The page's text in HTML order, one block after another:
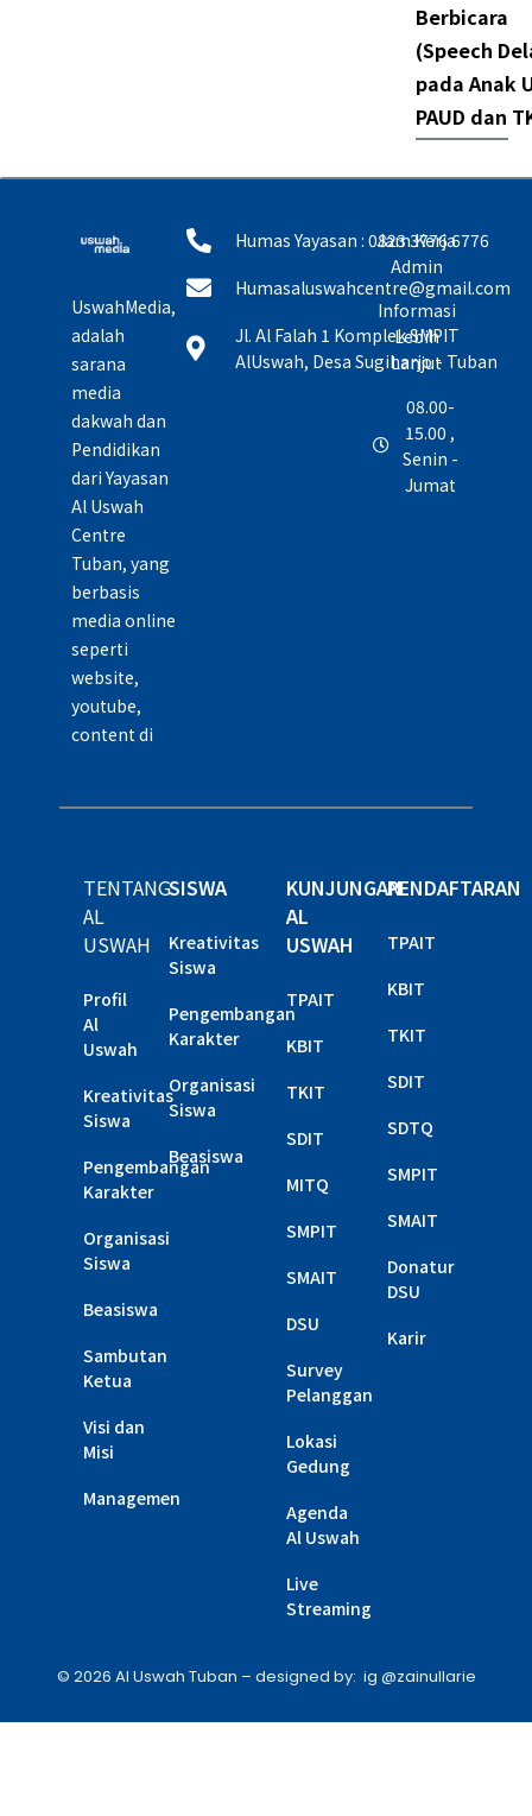
Berbicara
(Speech
pada Anak
PAUD dan
UswahMedia,
adalah
sarana
media
dakwah dan
Pendidikan
dari Yayasan
Al Uswah
Centre
Tuban, yang
berbasis
media online
seperti
website,
youtube,
content di
Humas Yayasan : 0823 3776 6776
Humasaluswahcentre@gmail.com
Jl. Al Falah 1 Komplek SMPIT
AlUswah, Desa Sugiharjo - Tuban
Jam Kerja
Admin
Informasi
Lebih
Lanjut
08.00-
15.00 ,
Senin -
Jumat
TENTANG
AL
USWAH
Profil
Al
Uswah
Kreativitas
Siswa
Pengembangan
Karakter
Organisasi
Siswa
Beasiswa
Sambutan
Ketua
Visi dan
Misi
Managemen
SISWA
Kreativitas
Siswa
Pengembangan
Karakter
Organisasi
Siswa
Beasiswa
KUNJUNGAN
AL
USWAH
TPAIT
KBIT
TKIT
SDIT
MITQ
SMPIT
SMAIT
DSU
Survey
Pelanggan
Lokasi
Gedung
Agenda
Al Uswah
Live
Streaming
PENDAFTARAN
TPAIT
KBIT
TKIT
SDIT
SDTQ
SMPIT
SMAIT
Donatur
DSU
Karir
© 2026 Al Uswah Tuban – designed by: ig @zainullarie